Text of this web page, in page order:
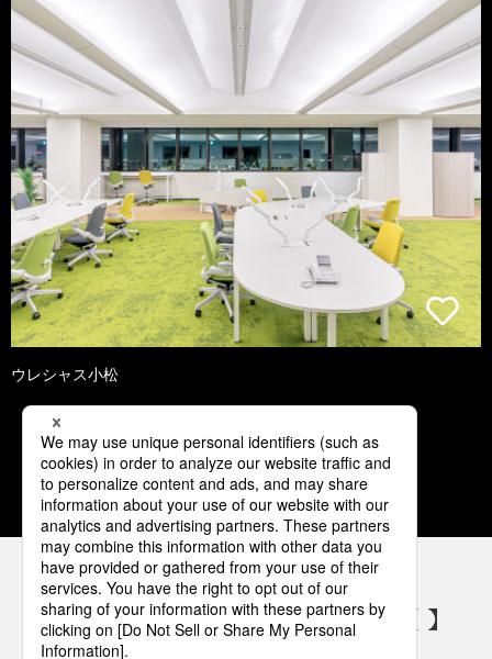
ウレシャス小松
1 2 3 4 5
パナソニックの電気設備 SNSアカウント